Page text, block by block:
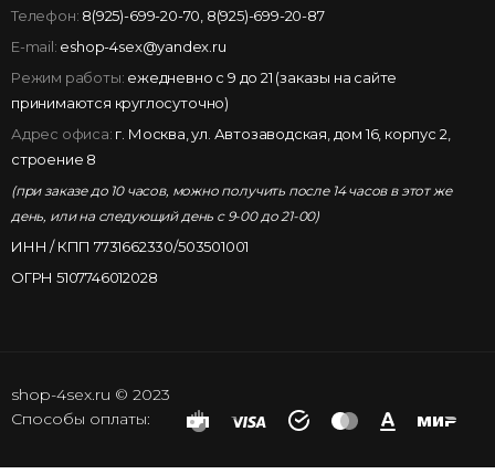
Телефон: 8(925)-699-20-70 8(925)-699-20-87
E-mail: eshop-4sex@yandex.ru
Режим работы: ежедневно с 9 до 21 (заказы на сайте
принимаются круглосуточно)
Адрес офиса: г. Москва, ул. Автозаводская, дом 16, корпус 2,
строение 8
(при заказе до 10 часов, можно получить после 14 часов в этот же
день, или на следующий день с 9-00 до 21-00)
ИНН / КПП 7731662330/503501001
ОГРН 5107746012028
shop-4sex.ru © 2023
Способы оплаты: